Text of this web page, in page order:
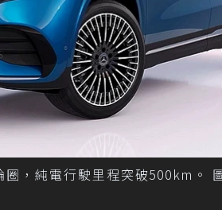
，純電行駛里程突破500km。